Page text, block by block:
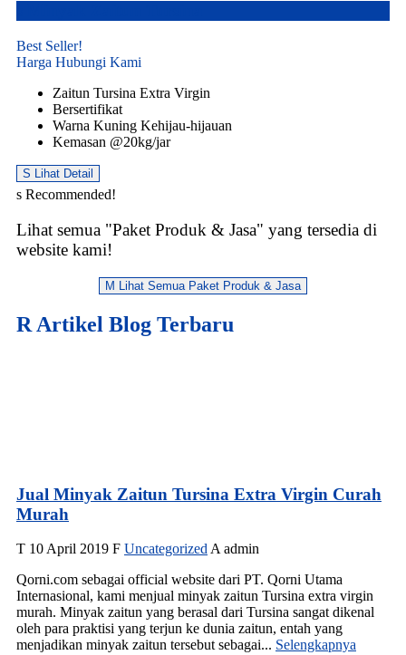
Best Seller!
Harga Hubungi Kami
Zaitun Tursina Extra Virgin
Bersertifikat
Warna Kuning Kehijau-hijauan
Kemasan @20kg/jar
S Lihat Detail
s Recommended!
Lihat semua "Paket Produk & Jasa" yang tersedia di
website kami!
M Lihat Semua Paket Produk & Jasa
R Artikel Blog Terbaru
Jual Minyak Zaitun Tursina Extra Virgin Curah
Murah
T 10 April 2019 F Uncategorized A admin
Qorni.com sebagai official website dari PT. Qorni Utama
Internasional, kami menjual minyak zaitun Tursina extra virgin
murah. Minyak zaitun yang berasal dari Tursina sangat dikenal
oleh para praktisi yang terjun ke dunia zaitun, entah yang
menjadikan minyak zaitun tersebut sebagai... Selengkapnya